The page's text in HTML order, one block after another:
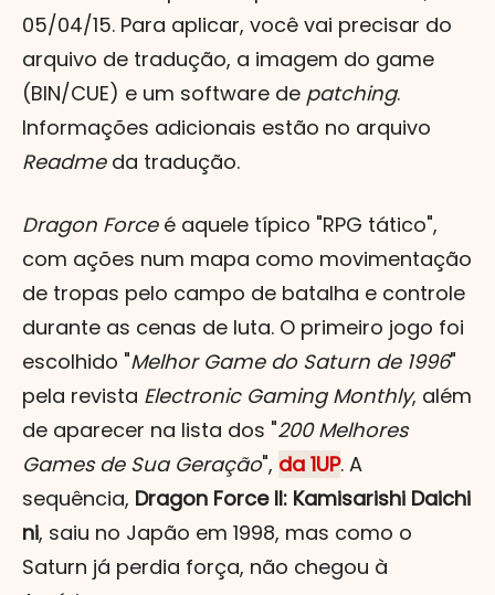
05/04/15. Para aplicar, você vai precisar do
arquivo de tradução, a imagem do game
(BIN/CUE) e um software de patching.
Informações adicionais estão no arquivo
Readmeda tradução.
Dragon Forceé aquele típico "RPG tático",
com ações num mapa como movimentação
de tropas pelo campo de batalha e controle
durante as cenas de luta. O primeiro jogo foi
escolhido "Melhor Game do Saturn de 1996"
pela revista Electronic Gaming Monthly, além
de aparecer na lista dos "200 Melhores
Games de Sua Geração", da 1UP. A
sequência, Dragon Force II: Kamisarishi Daichi
ni, saiu no Japão em 1998, mas como o
Saturn já perdia força, não chegou à